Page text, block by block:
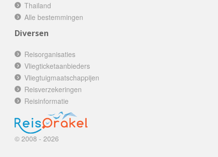
Thailand
Alle bestemmingen
Diversen
Reisorganisaties
Vliegticketaanbieders
Vliegtuigmaatschappijen
Reisverzekeringen
Reisinformatie
© 2008 - 2026